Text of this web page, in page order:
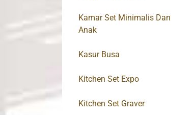
Kamar Set Minimalis Dan
Anak
Kasur Busa
Kitchen Set Expo
Kitchen Set Graver